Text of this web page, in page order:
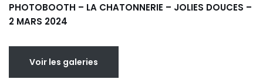
PHOTOBOOTH – LA CHATONNERIE – JOLIES DOUCES –
2 MARS 2024
Voir les galeries